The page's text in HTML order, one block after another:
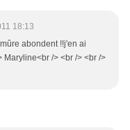
18:13
abondent !!j'en ai
Maryline<br /> <br /> <br />